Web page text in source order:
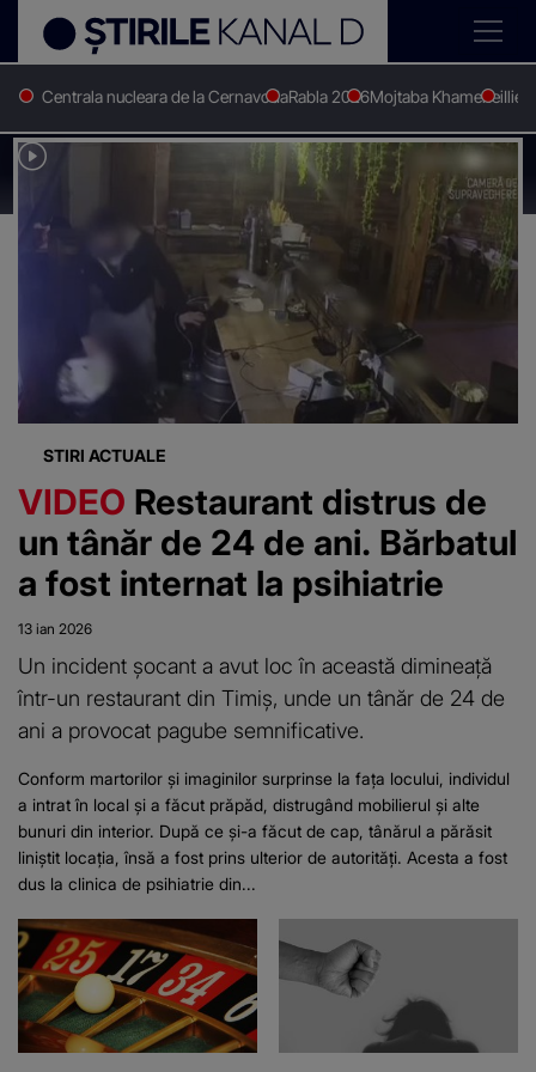
Centrala nucleara de la CernavodaRabla 2026Mojtaba KhameneiIlie
Stirile Kanal D Distrugere
Știri despre "Distrugere"
STIRI ACTUALE
VIDEO Restaurant distrus de
un tânăr de 24 de ani. Bărbatul
a fost internat la psihiatrie
13 ian 2026
Un incident șocant a avut loc în această dimineață
într-un restaurant din Timiș, unde un tânăr de 24 de
ani a provocat pagube semnificative.
Conform martorilor și imaginilor surprinse la fața locului, individul
a intrat în local și a făcut prăpăd, distrugând mobilierul și alte
bunuri din interior. După ce și-a făcut de cap, tânărul a părăsit
liniștit locația, însă a fost prins ulterior de autorități. Acesta a fost
dus la clinica de psihiatrie din...